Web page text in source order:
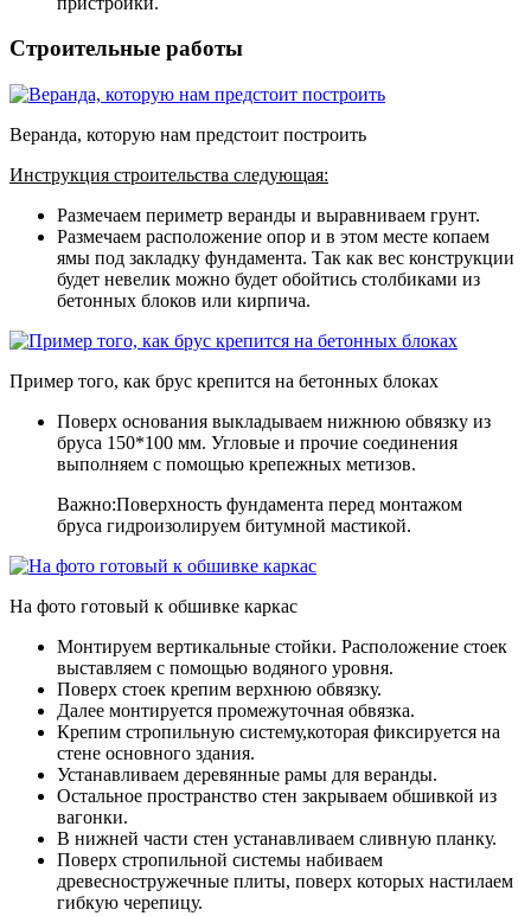
Строительные работы
Веранда, которую нам предстоит построить
Инструкция строительства следующая:
Размечаем периметр веранды и выравниваем грунт.
Размечаем расположение опор и в этом месте копаем
ямы под закладку фундамента. Так как вес конструкции
будет невелик можно будет обойтись столбиками из
бетонных блоков или кирпича.
Пример того, как брус крепится на бетонных блоках
Поверх основания выкладываем нижнюю обвязку из
бруса 150*100 мм. Угловые и прочие соединения
выполняем с помощью крепежных метизов.
Важно:Поверхность фундамента перед монтажом
бруса гидроизолируем битумной мастикой.
На фото готовый к обшивке каркас
Монтируем вертикальные стойки. Расположение стоек
выставляем с помощью водяного уровня.
Поверх стоек крепим верхнюю обвязку.
Далее монтируется промежуточная обвязка.
Крепим стропильную систему,которая фиксируется на
стене основного здания.
Устанавливаем деревянные рамы для веранды.
Остальное пространство стен закрываем обшивкой из
вагонки.
В нижней части стен устанавливаем сливную планку.
Поверх стропильной системы набиваем
древесностружечные плиты, поверх которых настилаем
гибкую черепицу.